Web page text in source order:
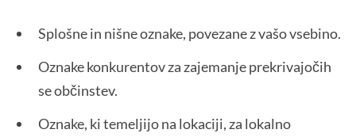
Splošne in nišne oznake, povezane z vašo vsebino.
Oznake konkurentov za zajemanje prekrivajočih
se občinstev.
Oznake, ki temeljijo na lokaciji, za lokalno